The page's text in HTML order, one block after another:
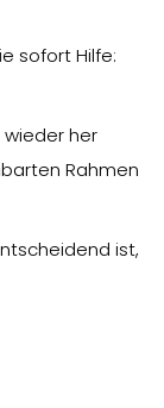
sofort Hilfe:
her
Rahmen
ist,